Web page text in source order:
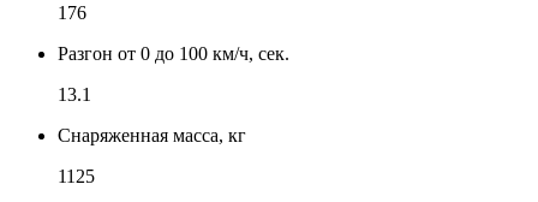
176
Разгон от 0 до 100 км/ч, сек.
13.1
Снаряженная масса, кг
1125